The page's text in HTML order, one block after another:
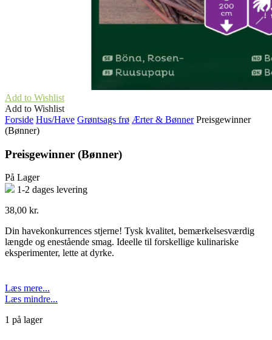
Add to Wishlist
Add to Wishlist
Forside Hus/Have Grøntsags frø Ærter & Bønner Preisgewinner
(Bønner)
Preisgewinner (Bønner)
På Lager
1-2 dages levering
38,00 kr.
Din havekonkurrences stjerne! Tysk kvalitet, bemærkelsesværdig
længde og enestående smag. Ideelle til forskellige kulinariske
eksperimenter, lette at dyrke.
Læs mere...
Læs mindre...
1 på lager